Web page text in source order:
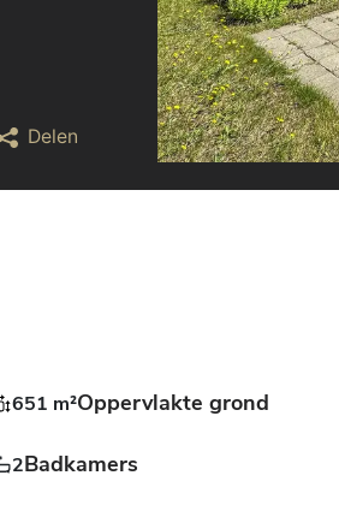
Delen
651 m²Oppervlakte grond
2Badkamers